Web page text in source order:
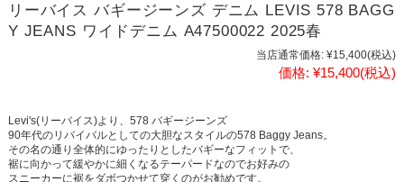
リーバイス バギージーンズ デニム LEVIS 578 BAGG
Y JEANS ワイドデニム A47500022 2025春
当店通常価格: ¥15,400(税込)
価格: ¥15,400(税込)
Levi's(リーバイス)より、578 バギージーンズ
90年代のリバイバルとしての大胆なスタイルの578 Baggy Jeans。
その名の通り全体的にゆったりとしたバギーなフィットで、
裾に向かって緩やかに細くなるテーパードなのでお好みの
スニーカーに裾をダボつかせて穿くのがお勧めです。